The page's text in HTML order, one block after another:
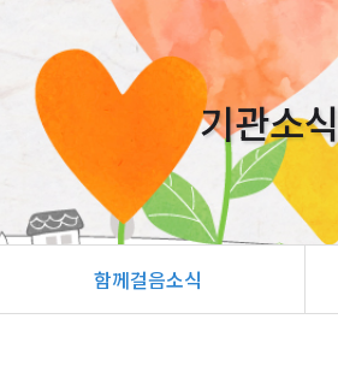
기관소식
함께걸음소식